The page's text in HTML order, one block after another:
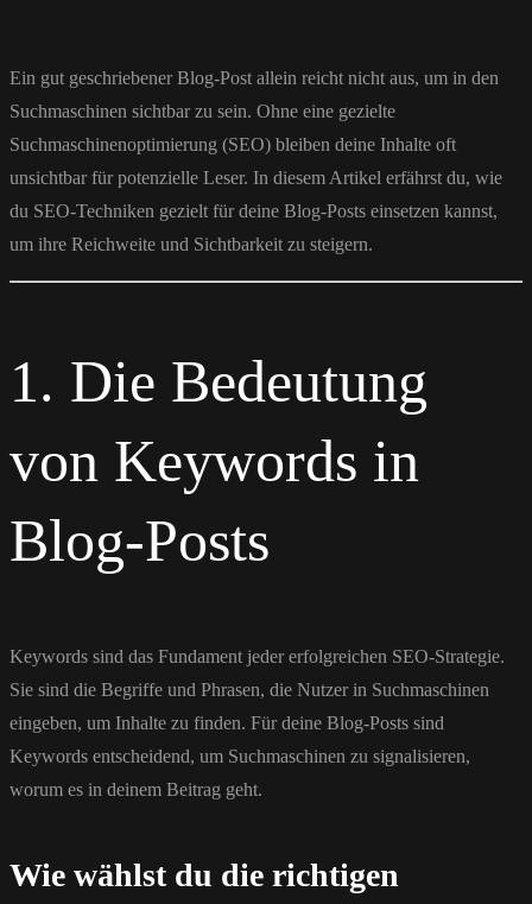
Ein gut geschriebener Blog-Post allein reicht nicht aus, um in den
Suchmaschinen sichtbar zu sein. Ohne eine gezielte
Suchmaschinenoptimierung (SEO) bleiben deine Inhalte oft
unsichtbar für potenzielle Leser. In diesem Artikel erfährst du, wie
du SEO-Techniken gezielt für deine Blog-Posts einsetzen kannst,
um ihre Reichweite und Sichtbarkeit zu steigern.
1. Die Bedeutung
von Keywords in
Blog-Posts
Keywords sind das Fundament jeder erfolgreichen SEO-Strategie.
Sie sind die Begriffe und Phrasen, die Nutzer in Suchmaschinen
eingeben, um Inhalte zu finden. Für deine Blog-Posts sind
Keywords entscheidend, um Suchmaschinen zu signalisieren,
worum es in deinem Beitrag geht.
Wie wählst du die richtigen